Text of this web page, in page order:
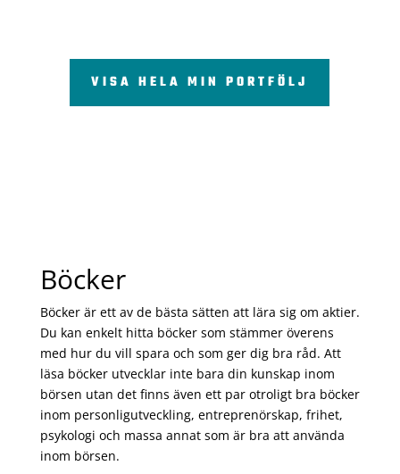
VISA HELA MIN PORTFÖLJ
Böcker
Böcker är ett av de bästa sätten att lära sig om aktier.
Du kan enkelt hitta böcker som stämmer överens
med hur du vill spara och som ger dig bra råd. Att
läsa böcker utvecklar inte bara din kunskap inom
börsen utan det finns även ett par otroligt bra böcker
inom personligutveckling, entreprenörskap, frihet,
psykologi och massa annat som är bra att använda
inom börsen.